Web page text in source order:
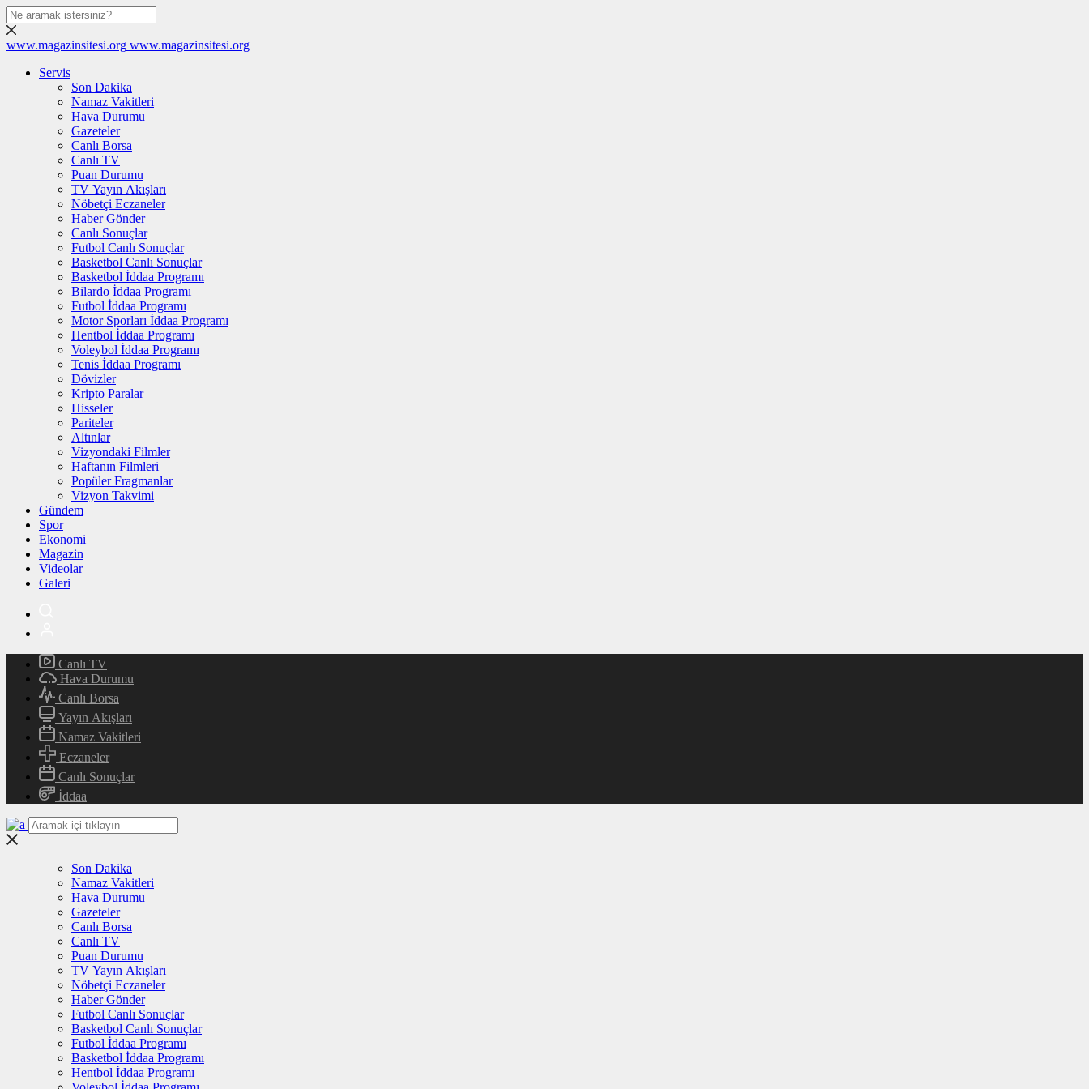
www.magazinsitesi.org www.magazinsitesi.org
Servis
Son Dakika
Namaz Vakitleri
Hava Durumu
Gazeteler
Canlı Borsa
Canlı TV
Puan Durumu
TV Yayın Akışları
Nöbetçi Eczaneler
Haber Gönder
Canlı Sonuçlar
Futbol Canlı Sonuçlar
Basketbol Canlı Sonuçlar
Basketbol İddaa Programı
Bilardo İddaa Programı
Futbol İddaa Programı
Motor Sporları İddaa Programı
Hentbol İddaa Programı
Voleybol İddaa Programı
Tenis İddaa Programı
Dövizler
Kripto Paralar
Hisseler
Pariteler
Altınlar
Vizyondaki Filmler
Haftanın Filmleri
Popüler Fragmanlar
Vizyon Takvimi
Gündem
Spor
Ekonomi
Magazin
Videolar
Galeri
Canlı TV
Hava Durumu
Canlı Borsa
Yayın Akışları
Namaz Vakitleri
Eczaneler
Canlı Sonuçlar
İddaa
Son Dakika
Namaz Vakitleri
Hava Durumu
Gazeteler
Canlı Borsa
Canlı TV
Puan Durumu
TV Yayın Akışları
Nöbetçi Eczaneler
Haber Gönder
Futbol Canlı Sonuçlar
Basketbol Canlı Sonuçlar
Futbol İddaa Programı
Basketbol İddaa Programı
Hentbol İddaa Programı